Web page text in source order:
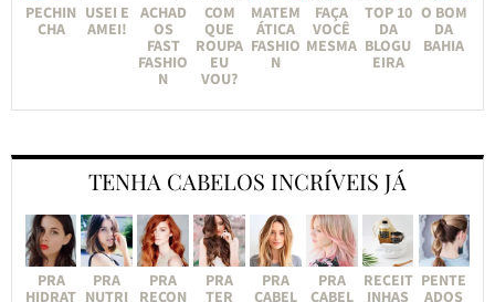
PECHIN
CHA
USEI E
AMEI!
ACHAD
OS
FAST
FASHIO
N
COM
QUE
ROUPA
EU
VOU?
MATEM
ÁTICA
FASHIO
N
FAÇA
VOCÊ
MESMA
TOP 10
DA
BLOGU
EIRA
O BOM
DA
BAHIA
TENHA CABELOS INCRÍVEIS JÁ
PRA
HIDRAT
PRA
NUTRI
PRA
RECON
PRA
TER
PRA
CABEL
PRA
CABEL
RECEIT
INHAS
PENTE
ADOS